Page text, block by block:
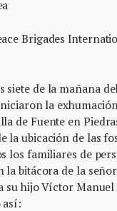
Brigades
siete de la mañana
la
de Fuente en
la ubicación de las
los familiares de
la bitácora de la
su hijo Víctor
así: